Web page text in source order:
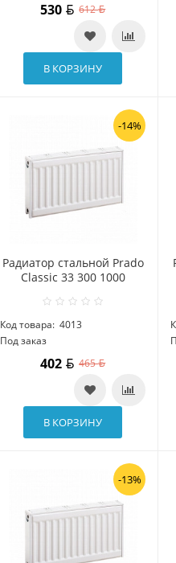
530 612
В КОРЗИНУ
-14%
Радиатор стальной Prado
Classic 33 300 1000
Код товара: 4013
Под заказ
402 465
В КОРЗИНУ
-13%